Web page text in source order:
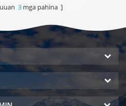
3 mga pahina ]